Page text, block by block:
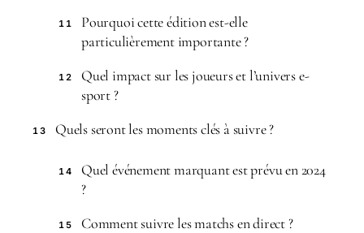
11
Pourquoi cette édition est-elle
particulièrement importante ?
12
Quel impact sur les joueurs et l’univers e-
sport ?
13 Quels seront les moments clés à suivre ?
14
Quel événement marquant est prévu en 2024
?
15 Comment suivre les matchs en direct ?